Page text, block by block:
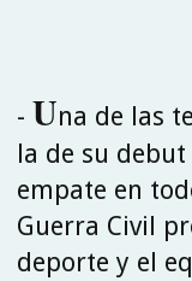
- Una de las
la de su
empate en
Guerra Civil
deporte y el